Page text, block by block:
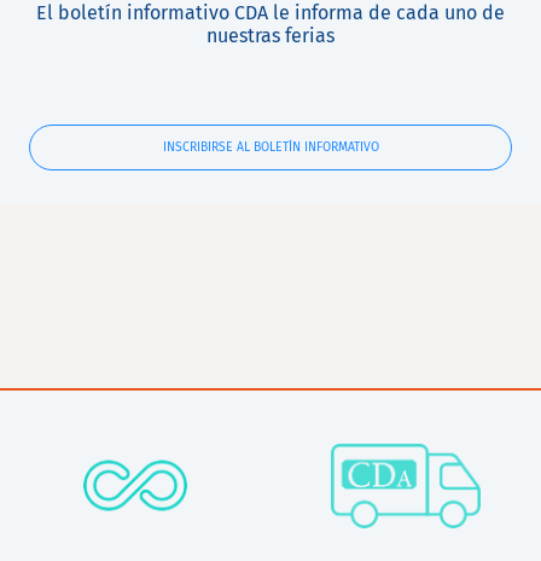
El boletín informativo CDA le informa de cada uno de
nuestras ferias
INSCRIBIRSE AL BOLETÍN INFORMATIVO